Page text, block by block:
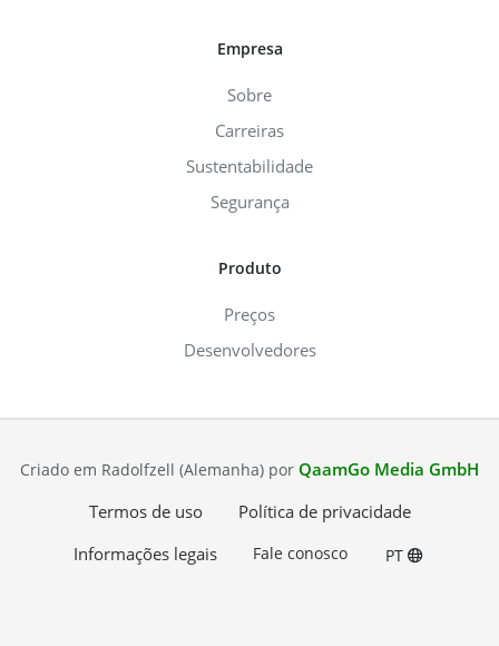
Empresa
Sobre
Carreiras
Sustentabilidade
Segurança
Produto
Preços
Desenvolvedores
Criado em Radolfzell (Alemanha) por QaamGo Media GmbH
Termos de uso
Política de privacidade
Informações legais
Fale conosco PT